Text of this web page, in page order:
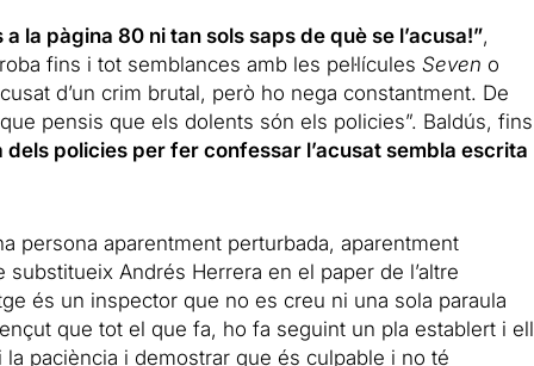
la pàgina 80 ni tan sols saps de què se l’acusa!”,
fins i tot semblances amb les pel·lícules Seven o
d’un crim brutal, però ho nega constantment. De
pensis que els dolents són els policies”. Baldús, fins
dels policies per fer confessar l’acusat sembla escrita
persona aparentment perturbada, aparentment
substitueix Andrés Herrera en el paper de l’altre
és un inspector que no es creu ni una sola paraula
que tot el que fa, ho fa seguint un pla establert i ell
paciència i demostrar que és culpable i no té